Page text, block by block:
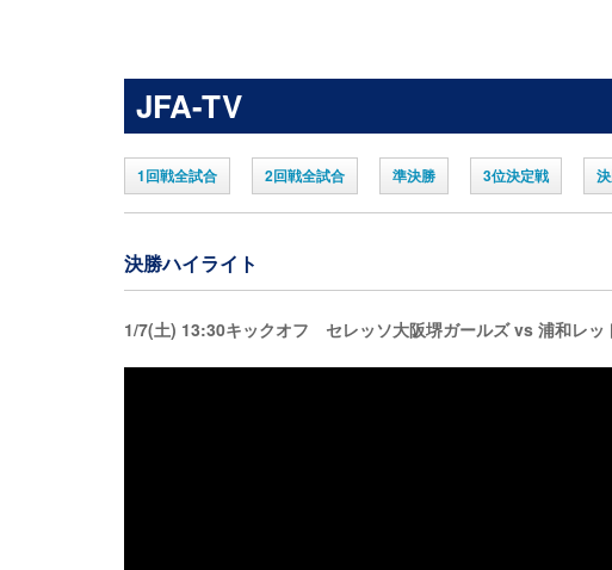
JFA-TV
1回戦全試合 2回戦全試合 準決勝 3位決定戦
決勝ハイライト
1/7(土) 13:30キックオフ セレッソ大阪堺ガールズ vs 浦和レッ